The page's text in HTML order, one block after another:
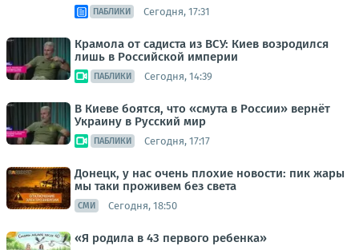
ПАБЛИКИ Сегодня, 17:31
Крамола от садиста из ВСУ: Киев возродился
лишь в Российской империи
ПАБЛИКИ Сегодня, 14:39
В Киеве боятся, что «смута в России» вернёт
Украину в Русский мир
ПАБЛИКИ Сегодня, 17:17
Донецк, у нас очень плохие новости: пик жары
мы таки проживем без света
СМИ Сегодня, 18:50
«Я родила в 43 первого ребенка»